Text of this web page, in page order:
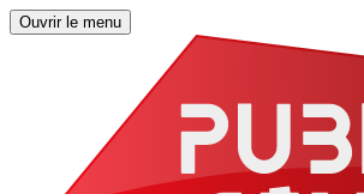
Ouvrir le menu